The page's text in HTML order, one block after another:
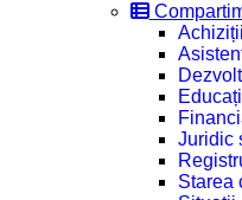
Juridic
Starea